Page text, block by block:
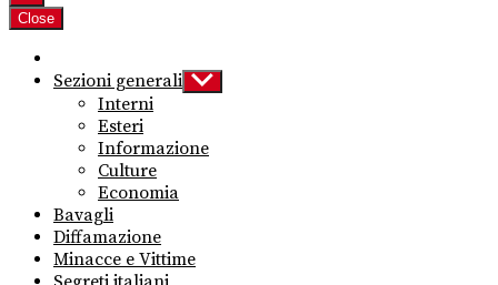
Close
Sezioni generali Show
sub
Interni
Esteri
Informazione
Culture
Economia
Bavagli
Diffamazione
Minacce e Vittime